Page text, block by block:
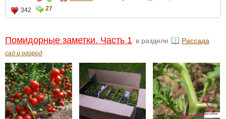
342
27
Помидорные заметки. Часть 1 в разделе Рассада
сад и огород